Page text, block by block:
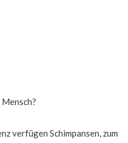
verfügen Schimpansen, zum